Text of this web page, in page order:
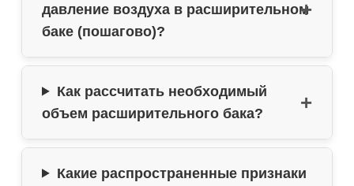
давление воздуха в расширительном
баке (пошагово)?
Как рассчитать необходимый
объем расширительного бака?
Какие распространенные признаки